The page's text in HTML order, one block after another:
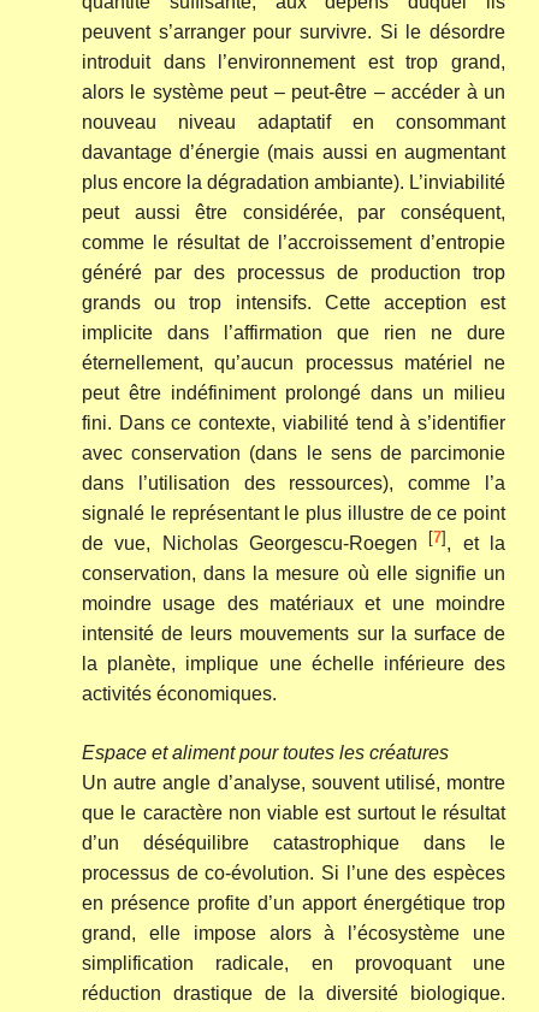
peuvent s’arranger pour survivre. Si le désordre
introduit dans l’environnement est trop grand,
alors le système peut – peut-être – accéder à un
nouveau niveau adaptatif en consommant
davantage d’énergie (mais aussi en augmentant
plus encore la dégradation ambiante). L’inviabilité
peut aussi être considérée, par conséquent,
comme le résultat de l’accroissement d’entropie
généré par des processus de production trop
grands ou trop intensifs. Cette acception est
implicite dans l’affirmation que rien ne dure
éternellement, qu’aucun processus matériel ne
peut être indéfiniment prolongé dans un milieu
fini. Dans ce contexte, viabilité tend à s’identifier
avec conservation (dans le sens de parcimonie
dans l’utilisation des ressources), comme l’a
signalé le représentant le plus illustre de ce point
de vue, Nicholas Georgescu-Roegen [7], et la
conservation, dans la mesure où elle signifie un
moindre usage des matériaux et une moindre
intensité de leurs mouvements sur la surface de
la planète, implique une échelle inférieure des
activités économiques.
Espace et aliment pour toutes les créatures
Un autre angle d’analyse, souvent utilisé, montre
que le caractère non viable est surtout le résultat
d’un déséquilibre catastrophique dans le
processus de co-évolution. Si l’une des espèces
en présence profite d’un apport énergétique trop
grand, elle impose alors à l’écosystème une
simplification radicale, en provoquant une
réduction drastique de la diversité biologique.